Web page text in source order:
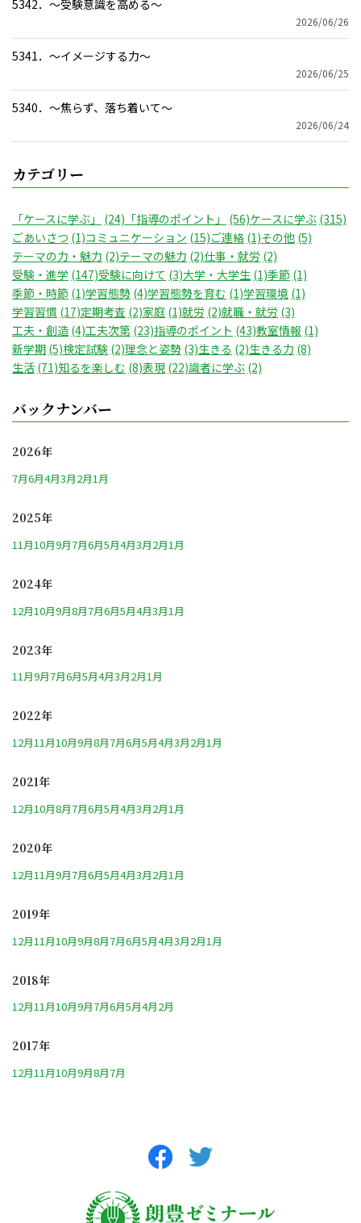
5342．～受験意識を高める〜
2026/06/26
5341．～イメージする力〜
2026/06/25
5340．～焦らず、落ち着いて〜
2026/06/24
カテゴリー
「ケースに学ぶ」 (24) 「指導のポイント」 (56)ケースに学ぶ (315)
ごあいさつ (1)コミュニケーション (15)ご連絡 (1)その他 (5)
テーマの力・魅力 (2)テーマの魅力 (2)仕事・就労 (2)
受験・進学 (147)受験に向けて (3)大学・大学生 (1)季節 (1)
季節・時節 (1)学習態勢 (4)学習態勢を育む (1)学習環境 (1)
学習習慣 (17)定期考査 (2)家庭 (1)就労 (2)就職・就労 (3)
工夫・創造 (4)工夫次第 (23)指導のポイント (43)教室情報 (1)
新学期 (5)検定試験 (2)理念と姿勢 (3)生きる (2)生きる力 (8)
生活 (71)知るを楽しむ (8)表現 (22)識者に学ぶ (2)
バックナンバー
2026年
7月6月4月3月2月1月
2025年
11月10月9月7月6月5月4月3月2月1月
2024年
12月10月9月8月7月6月5月4月3月1月
2023年
11月9月7月6月5月4月3月2月1月
2022年
12月11月10月9月8月7月6月5月4月3月2月1月
2021年
12月10月8月7月6月5月4月3月2月1月
2020年
12月11月9月7月6月5月4月3月2月1月
2019年
12月11月10月9月8月7月6月5月4月3月2月1月
2018年
12月11月10月9月7月6月5月4月2月
2017年
12月11月10月9月8月7月